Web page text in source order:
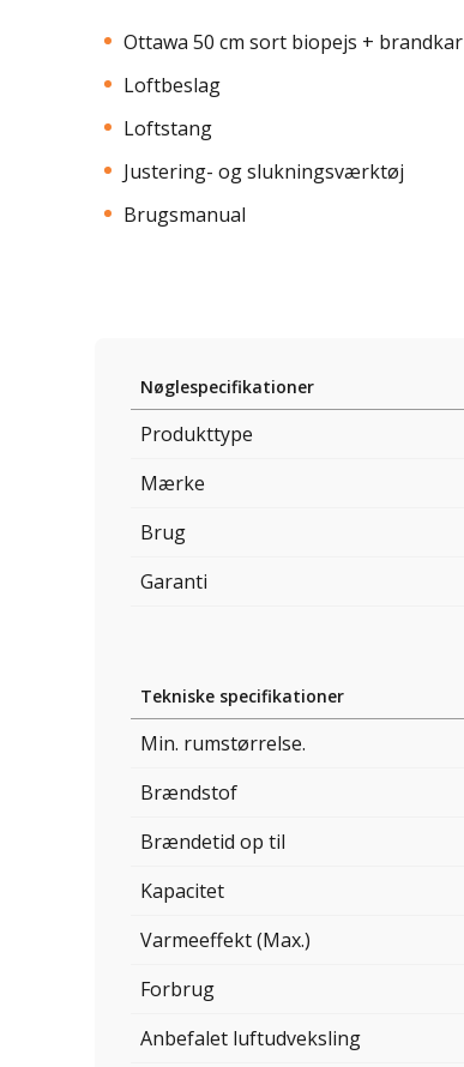
Ottawa 50 cm sort biopejs + brandkar
Loftbeslag
Loftstang
Justering- og slukningsværktøj
Brugsmanual
Nøglespecifikationer
Produkttype
Mærke
Brug
Garanti
Tekniske specifikationer
Min. rumstørrelse.
Brændstof
Brændetid op til
Kapacitet
Varmeeffekt (Max.)
Forbrug
Anbefalet luftudveksling